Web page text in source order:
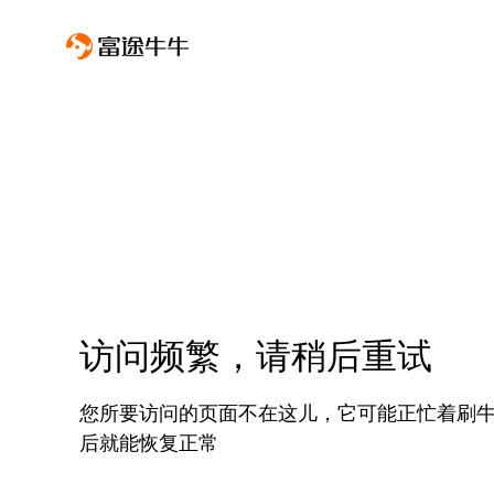
访问频繁，请稍后重试
您所要访问的页面不在这儿，它可能正忙着刷
后就能恢复正常